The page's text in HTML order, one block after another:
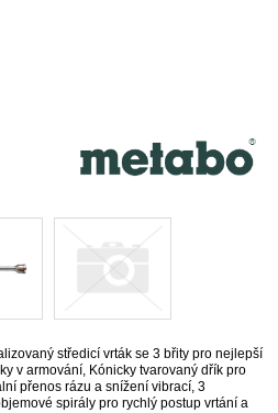
středicí vrták se 3 břity pro nejlepší
v armování, Kónicky tvarovaný dřík pro
přenos rázu a snížení vibrací, 3
spirály pro rychlý postup vrtání a